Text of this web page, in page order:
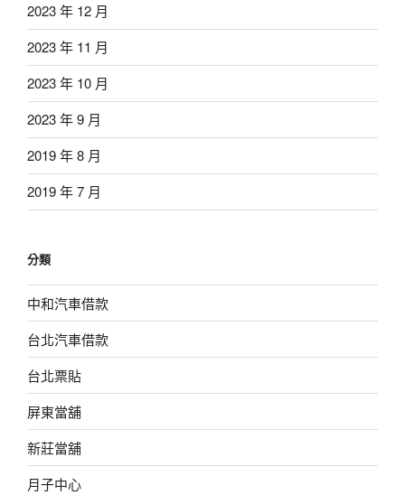
2023 年 12 月
2023 年 11 月
2023 年 10 月
2023 年 9 月
2019 年 8 月
2019 年 7 月
分類
中和汽車借款
台北汽車借款
台北票貼
屏東當舖
新莊當舖
月子中心